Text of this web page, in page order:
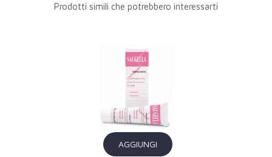
Prodotti simili che potrebbero interessarti
AGGIUNGI